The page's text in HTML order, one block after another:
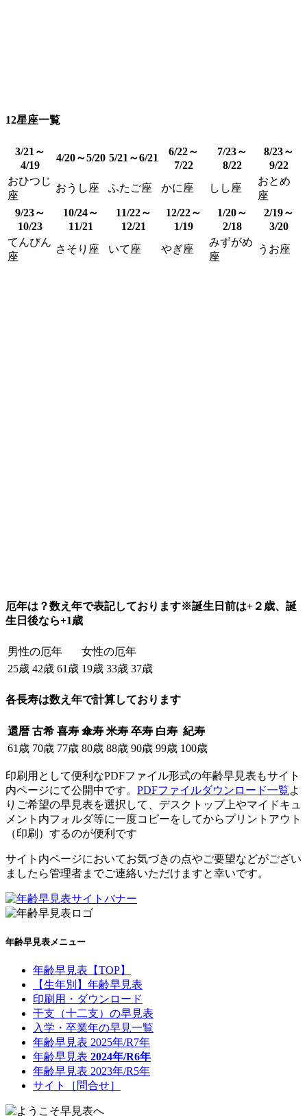
12星座一覧
3/21～
4/19
4/20～5/20 5/21～6/21
6/22～
7/22
7/23～
8/22
8/23～
9/22
おひつじ
座
おうし座 ふたご座 かに座 しし座
おとめ
座
9/23～
10/23
10/24～
11/21
11/22～
12/21
12/22～
1/19
1/20～
2/18
2/19～
3/20
てんびん
座
さそり座 いて座 やぎ座
みずがめ
座
うお座
厄年は？数え年で表記しております※誕生日前は+２歳、誕
生日後なら+1歳
男性の厄年
女性の厄年
25歳 42歳 61歳 19歳 33歳 37歳
各長寿は数え年で計算しております
還暦 古希 喜寿 傘寿 米寿 卒寿 白寿 紀寿
61歳 70歳 77歳 80歳 88歳 90歳 99歳 100歳
印刷用として便利なPDFファイル形式の年齢早見表もサイト
内ページにて公開中です。 PDFファイルダウンロード一覧よ
りご希望の早見表を選択して、デスクトップ上やマイドキュ
メント内フォルダ等に一度コピーをしてからプリントアウト
（印刷）するのが便利です
サイト内ページにおいてお気づきの点やご要望などがござい
ましたら管理者までご連絡いただけますと幸いです。
年齢早見表メニュー
年齢早見表【TOP】
【生年別】年齢早見表
印刷用・ダウンロード
干支（十二支）の早見表
入学・卒業年の早見一覧
年齢早見表 2025年/R7年
年齢早見表 2024年/R6年
年齢早見表 2023年/R5年
サイト［問合せ］